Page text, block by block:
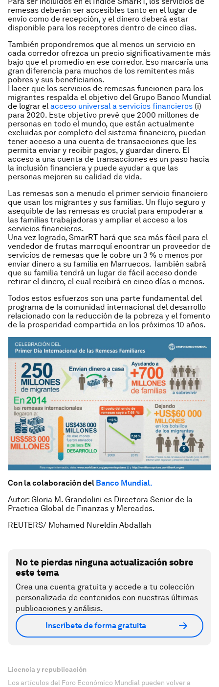
remesas deberán ser accesibles tanto en el lugar de
envío como de recepción, y el dinero deberá estar
disponible para los receptores dentro de cinco días.
También propondremos que al menos un servicio en
cada corredor ofrezca un precio significativamente más
bajo que el promedio en ese corredor. Eso marcaría una
gran diferencia para muchos de los remitentes más
pobres y sus beneficiarios.
Hacer que los servicios de remesas funcionen para los
migrantes respalda el objetivo del Grupo Banco Mundial
de lograr el acceso universal a servicios financieros (i)
para 2020. Este objetivo prevé que 2000 millones de
personas en todo el mundo, que están actualmente
excluidas por completo del sistema financiero, puedan
tener acceso a una cuenta de transacciones que les
permita enviar y recibir pagos, y guardar dinero. El
acceso a una cuenta de transacciones es un paso hacia
la inclusión financiera y puede ayudar a que las
personas mejoren su calidad de vida.
Las remesas son a menudo el primer servicio financiero
que usan los migrantes y sus familias. Un flujo seguro y
asequible de las remesas es crucial para empoderar a
las familias trabajadoras y ampliar el acceso a los
servicios financieros.
Una vez logrado, SmarRT hará que sea más fácil para el
vendedor de frutas marroquí encontrar un proveedor de
servicios de remesas que le cobre un 3 % o menos por
enviar dinero a su familia en Marruecos. También sabrá
que su familia tendrá un lugar de fácil acceso donde
retirar el dinero, el cual recibirá en cinco días o menos.
Todos estos esfuerzos son una parte fundamental del
programa de la comunidad internacional del desarrollo
relacionado con la reducción de la pobreza y el fomento
de la prosperidad compartida en los próximos 10 años.
Con la colaboración del Banco Mundial.
Autor: Gloria M. Grandolini es Directora Senior de la
Practica Global de Finanzas y Mercados.
REUTERS/ Mohamed Nureldin Abdallah
No te pierdas ninguna actualización sobre
este tema
Crea una cuenta gratuita y accede a tu colección
personalizada de contenidos con nuestras últimas
publicaciones y análisis.
Inscríbete de forma gratuita
Licencia y republicación
Los artículos del Foro Económico Mundial pueden volver a